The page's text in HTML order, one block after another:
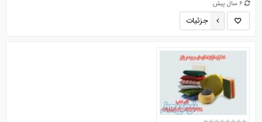
6 سال پیش
جزئیات